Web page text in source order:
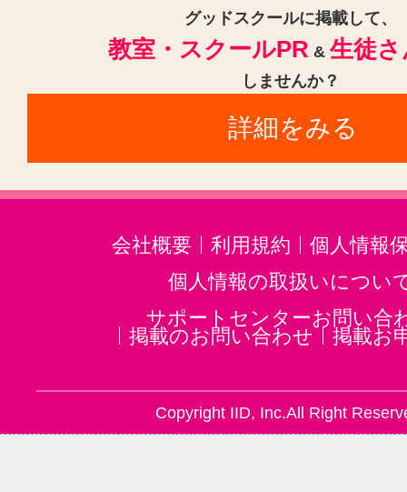
四ツ谷駅(8)
大森駅(
蒲田駅(東京)(7)
小川町駅(東京
麹町駅(7)
上野駅(7)
淡路町駅
八王子駅(6)
湯島
西太子堂駅(6)
麻布十番駅(6)
グッドスクールに掲載して、
教室・スクールPR & 生徒
しませんか？
詳細をみる
会社概要 利用規約
個人情報
個人情報の取扱いについ
サポートセンターお問い合
掲載のお問い合わせ
掲載お
Copyright IID, Inc.All Right